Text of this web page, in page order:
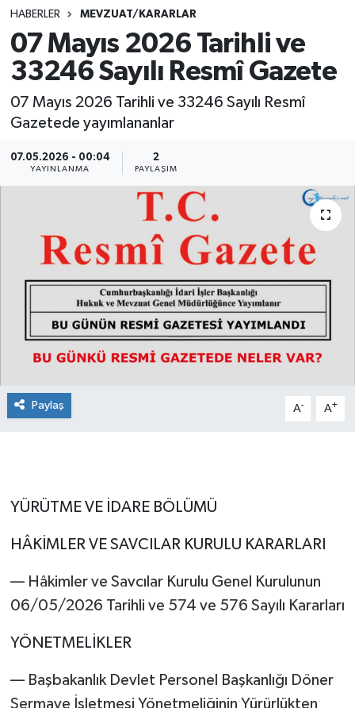
HABERLER MEVZUAT/KARARLAR
07 Mayıs 2026 Tarihli ve
33246 Sayılı Resmî Gazete
07 Mayıs 2026 Tarihli ve 33246 Sayılı Resmî
Gazetede yayımlananlar
07.05.2026 - 00:04
YAYINLANMA
2
PAYLAŞIM
Paylaş A- A+
YÜRÜTME VE İDARE BÖLÜMÜ
HÂKİMLER VE SAVCILAR KURULU KARARLARI
–– Hâkimler ve Savcılar Kurulu Genel Kurulunun
06/05/2026 Tarihli ve 574 ve 576 Sayılı Kararları
YÖNETMELİKLER
–– Başbakanlık Devlet Personel Başkanlığı Döner
Sermaye İşletmesi Yönetmeliğinin Yürürlükten
YARIŞMA/ETKİNLİKLER
ANKET
MEVZUAT/KARARLAR